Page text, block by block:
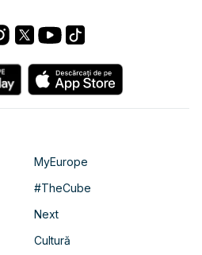
MyEurope
#TheCube
Next
Cultură